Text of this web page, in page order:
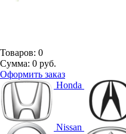
Товаров: 0
Сумма: 0 руб.
Оформить заказ
Honda
Nissan